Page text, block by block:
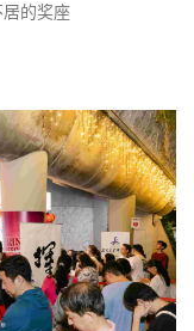
的奖座